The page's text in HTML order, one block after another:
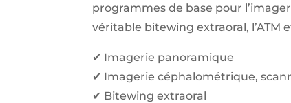
programmes de base pour
véritable bitewing extraoral, l’ATM
✔ Imagerie panoramique
✔ Imagerie céphalométrique,
✔ Bitewing extraoral